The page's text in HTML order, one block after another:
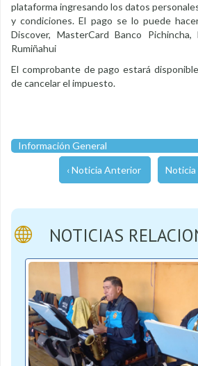
plataforma ingresando los datos
y condiciones. El pago se lo puede
Discover, MasterCard Banco
Rumiñahui
El comprobante de pago estará
de cancelar el impuesto.
Información General
‹ Noticia Anterior Noticia
NOTICIAS